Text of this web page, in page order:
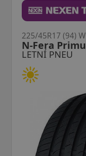
LETNÍ PNEU
ZE914B MFS
225/45R17 (91) W